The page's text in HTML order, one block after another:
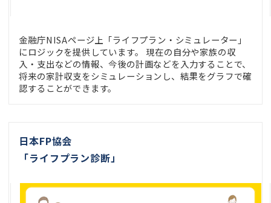
金融庁NISAページ上「ライフプラン・シミュレーター」
にロジックを提供しています。 現在の自分や家族の収
入・支出などの情報、今後の計画などを入力することで、
将来の家計収支をシミュレーションし、結果をグラフで確
認することができます。
日本FP協会
「ライフプラン診断」